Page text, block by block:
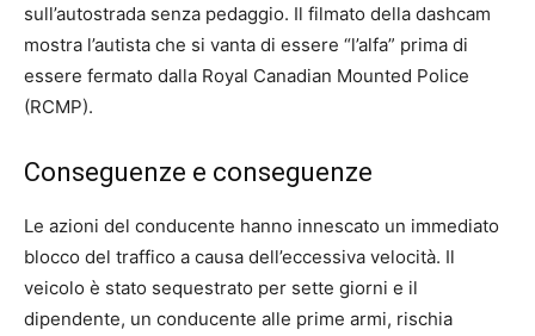
sull’autostrada senza pedaggio. Il filmato della dashcam
mostra l’autista che si vanta di essere “l’alfa” prima di
essere fermato dalla Royal Canadian Mounted Police
(RCMP).
Conseguenze e conseguenze
Le azioni del conducente hanno innescato un immediato
blocco del traffico a causa dell’eccessiva velocità. Il
veicolo è stato sequestrato per sette giorni e il
dipendente, un conducente alle prime armi, rischia